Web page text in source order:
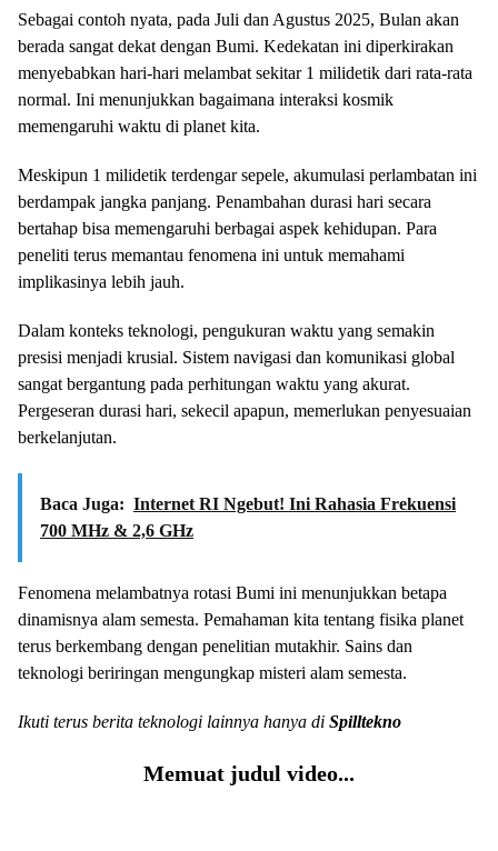
Sebagai contoh nyata, pada Juli dan Agustus 2025, Bulan akan
berada sangat dekat dengan Bumi. Kedekatan ini diperkirakan
menyebabkan hari-hari melambat sekitar 1 milidetik dari rata-rata
normal. Ini menunjukkan bagaimana interaksi kosmik
memengaruhi waktu di planet kita.
Meskipun 1 milidetik terdengar sepele, akumulasi perlambatan ini
berdampak jangka panjang. Penambahan durasi hari secara
bertahap bisa memengaruhi berbagai aspek kehidupan. Para
peneliti terus memantau fenomena ini untuk memahami
implikasinya lebih jauh.
Dalam konteks teknologi, pengukuran waktu yang semakin
presisi menjadi krusial. Sistem navigasi dan komunikasi global
sangat bergantung pada perhitungan waktu yang akurat.
Pergeseran durasi hari, sekecil apapun, memerlukan penyesuaian
berkelanjutan.
Baca Juga: Internet RI Ngebut! Ini Rahasia Frekuensi
700 MHz & 2,6 GHz
Fenomena melambatnya rotasi Bumi ini menunjukkan betapa
dinamisnya alam semesta. Pemahaman kita tentang fisika planet
terus berkembang dengan penelitian mutakhir. Sains dan
teknologi beriringan mengungkap misteri alam semesta.
Ikuti terus berita teknologi lainnya hanya di Spilltekno
Memuat judul video...